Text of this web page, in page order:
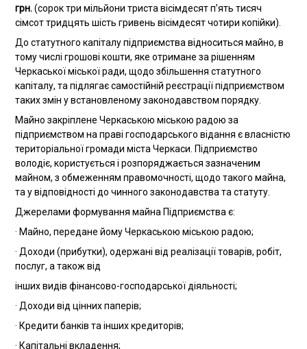
грн.(сорок три мільйони триста вісімдесят п’ять тисяч
сімсот тридцять шість гривень вісімдесят чотири копійки).
До статутного капіталу підприємства відноситься майно, в
тому числі грошові кошти, яке отримане за рішенням
Черкаської міської ради, щодо збільшення статутного
капіталу, та підлягає самостійній реєстрації підприємством
таких змін у встановленому законодавством порядку.
Майно закріплене Черкаською міською радою за
підприємством на праві господарського відання є власністю
територіальної громади міста Черкаси. Підприємство
володіє, користується і розпоряджається зазначеним
майном, з обмеженням правомочності, щодо такого майна,
та у відповідності до чинного законодавства та статуту.
Джерелами формування майна Підприємства є:
· Майно, передане йому Черкаською міською радою;
· Доходи (прибутки), одержані від реалізації товарів, робіт,
послуг, а також від
інших видів фінансово-господарської діяльності;
· Доходи від цінних паперів;
· Кредити банків та інших кредиторів;
· Капітальні вкладення;